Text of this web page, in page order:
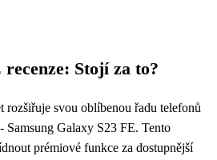
recenze: Stojí za to?
rozšiřuje svou oblíbenou řadu telefonů
Galaxy S23 FE. Tento
prémiové funkce za dostupnější